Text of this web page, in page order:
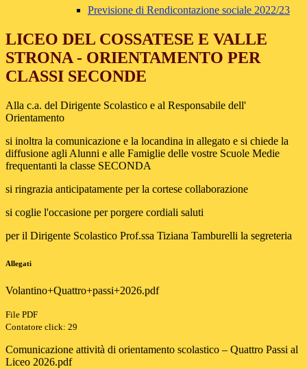
Previsione di Rendicontazione sociale 2022/23
LICEO DEL COSSATESE E VALLE
STRONA - ORIENTAMENTO PER
CLASSI SECONDE
Alla c.a. del Dirigente Scolastico e al Responsabile dell'
Orientamento
si inoltra la comunicazione e la locandina in allegato e si chiede la
diffusione agli Alunni e alle Famiglie delle vostre Scuole Medie
frequentanti la classe SECONDA
si ringrazia anticipatamente per la cortese collaborazione
si coglie l'occasione per porgere cordiali saluti
per il Dirigente Scolastico Prof.ssa Tiziana Tamburelli la segreteria
Allegati
Volantino+Quattro+passi+2026.pdf
File PDF
Contatore click: 29
Comunicazione attività di orientamento scolastico – Quattro Passi al
Liceo 2026.pdf